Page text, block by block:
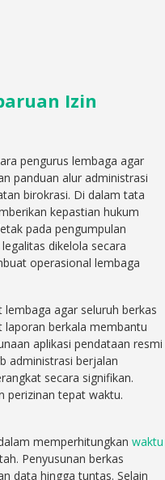
Izin
pengurus lembaga agar
panduan alur administrasi
birokrasi. Di dalam tata
kepastian hukum
pada pengumpulan
dikelola secara
operasional lembaga
agar seluruh berkas
laporan berkala membantu
aplikasi pendataan resmi
administrasi berjalan
secara signifikan.
perizinan tepat waktu.
memperhitungkan waktu
Penyusunan berkas
data hingga tuntas. Selain